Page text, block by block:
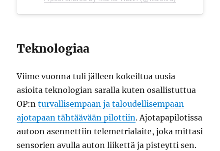
Teknologiaa
Viime vuonna tuli jälleen kokeiltua uusia
asioita teknologian saralla kuten osallistuttua
OP:nturvallisempaan ja taloudellisempaan
ajotapaan tähtäävään pilottiin. Ajotapapilotissa
autoon asennettiin telemetrialaite, joka mittasi
sensorien avulla auton liikettä ja pisteytti sen.